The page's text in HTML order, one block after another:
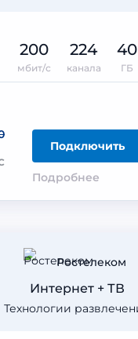
Подключить
Подробнее
200
мбит/с
224
канала
40
ГБ
Ростелеком
Технологии
Интернет + ТВ